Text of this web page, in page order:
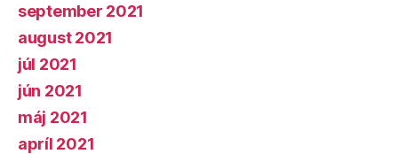
september 2021
august 2021
júl 2021
jún 2021
máj 2021
apríl 2021